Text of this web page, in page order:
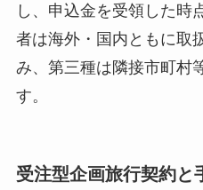
し、申込金を受領した時
者は海外・国内ともに取
み、第三種は隣接市町村
す。
受注型企画旅行契約と